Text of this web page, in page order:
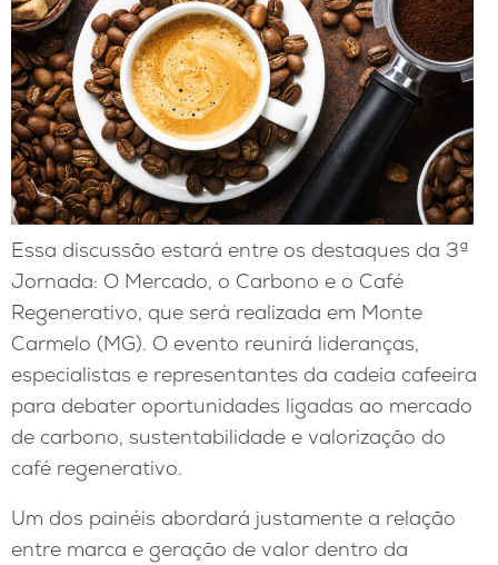
Essa discussão estará entre os destaques da 3ª
Jornada: O Mercado, o Carbono e o Café
Regenerativo, que será realizada em Monte
Carmelo (MG). O evento reunirá lideranças,
especialistas e representantes da cadeia cafeeira
para debater oportunidades ligadas ao mercado
de carbono, sustentabilidade e valorização do
café regenerativo.
Um dos painéis abordará justamente a relação
entre marca e geração de valor dentro da